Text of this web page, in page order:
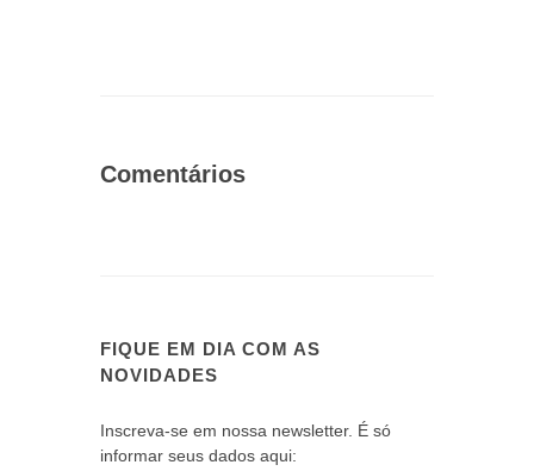
Comentários
FIQUE EM DIA COM AS
NOVIDADES
Inscreva-se em nossa newsletter. É só
informar seus dados aqui: